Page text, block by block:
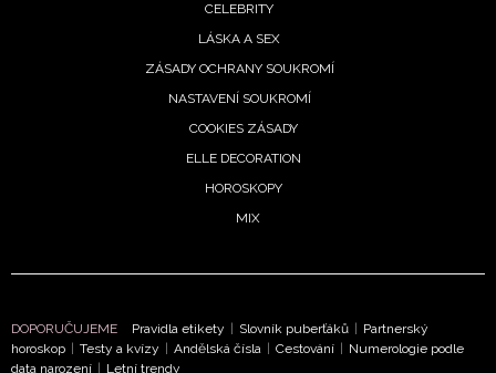
CELEBRITY
LÁSKA A SEX
ZÁSADY OCHRANY SOUKROMÍ
NASTAVENÍ SOUKROMÍ
COOKIES ZÁSADY
ELLE DECORATION
HOROSKOPY
MIX
DOPORUČUJEME Pravidla etikety Slovník puberťáků
Partnerský
horoskop
Testy a kvízy Andělská čísla Cestování
Numerologie podle
data narození
Letní trendy